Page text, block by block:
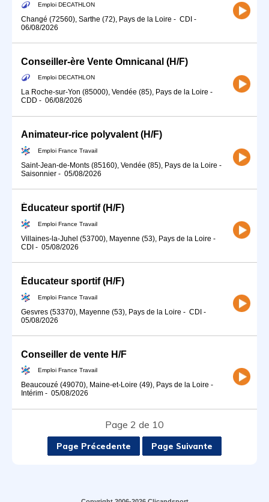
Emploi DECATHLON
Changé (72560), Sarthe (72), Pays de la Loire - CDI -
06/08/2026
Conseiller-ère Vente Omnicanal (H/F)
Emploi DECATHLON
La Roche-sur-Yon (85000), Vendée (85), Pays de la Loire -
CDD - 06/08/2026
Animateur-rice polyvalent (H/F)
Emploi France Travail
Saint-Jean-de-Monts (85160), Vendée (85), Pays de la Loire -
Saisonnier - 05/08/2026
Éducateur sportif (H/F)
Emploi France Travail
Villaines-la-Juhel (53700), Mayenne (53), Pays de la Loire -
CDI - 05/08/2026
Éducateur sportif (H/F)
Emploi France Travail
Gesvres (53370), Mayenne (53), Pays de la Loire - CDI -
05/08/2026
Conseiller de vente H/F
Emploi France Travail
Beaucouzé (49070), Maine-et-Loire (49), Pays de la Loire -
Intérim - 05/08/2026
Page 2 de 10
Page Précedente Page Suivante